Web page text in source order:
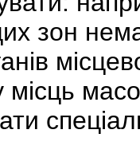
зон
місць